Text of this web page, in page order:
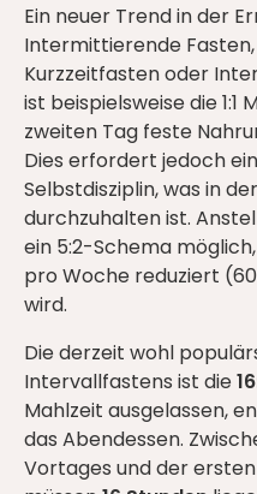
Ein neuer Trend in der
Intermittierende
Kurzzeitfasten oder
ist beispielsweise die 1:1
zweiten Tag feste
Dies erfordert jedoch
Selbstdisziplin, was in
durchzuhalten ist.
ein 5:2-Schema
pro Woche reduziert
wird.
Die derzeit wohl
Intervallfastens ist die
Mahlzeit ausgelassen,
das Abendessen.
Vortages und der